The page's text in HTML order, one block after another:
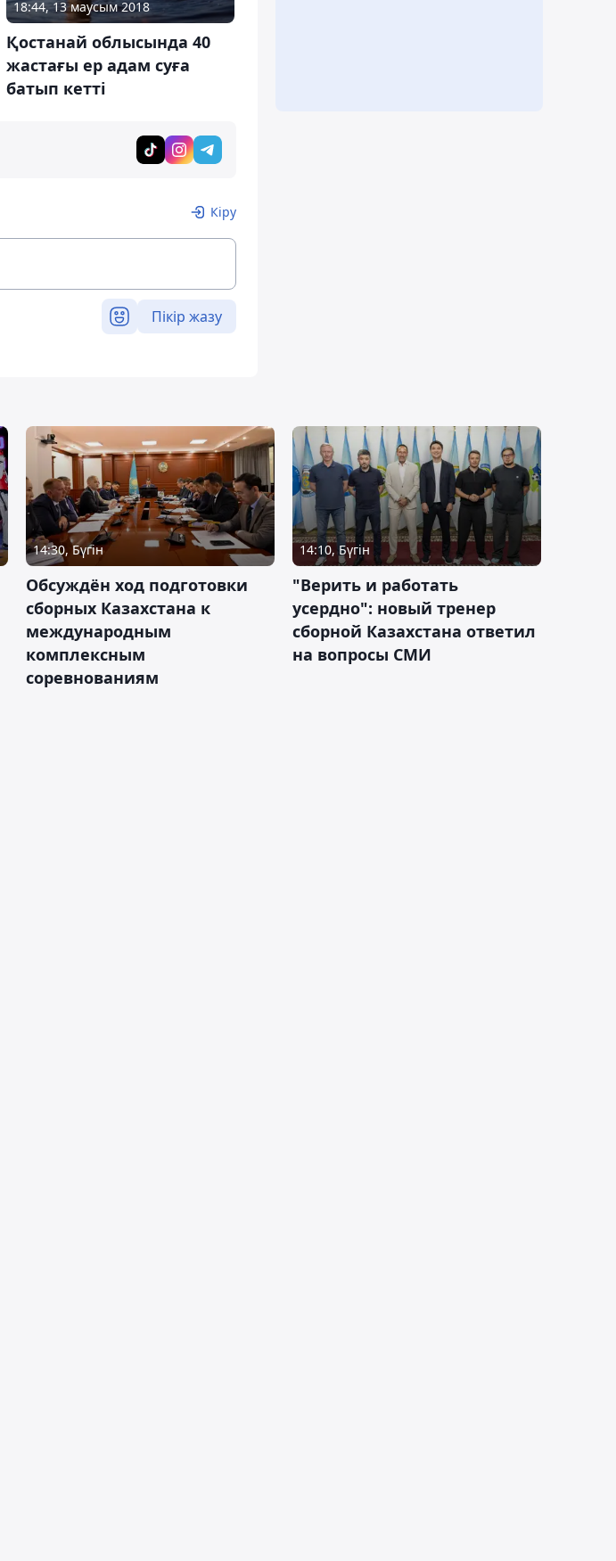
18:44, 13 маусым 2018
Қостанай облысында 40
жастағы ер адам суға
батып кетті
Кіру
Пікір жазу
14:30, Бүгін
Обсуждён ход подготовки
сборных Казахстана к
международным
комплексным
соревнованиям
14:10, Бүгін
"Верить и работать
усердно": новый тренер
сборной Казахстана ответил
на вопросы СМИ